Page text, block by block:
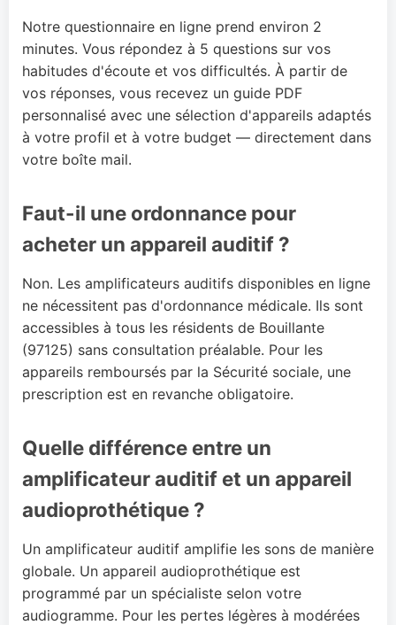
Notre questionnaire en ligne prend environ 2
minutes. Vous répondez à 5 questions sur vos
habitudes d'écoute et vos difficultés. À partir de
vos réponses, vous recevez un guide PDF
personnalisé avec une sélection d'appareils adaptés
à votre profil et à votre budget — directement dans
votre boîte mail.
Faut-il une ordonnance pour
acheter un appareil auditif ?
Non. Les amplificateurs auditifs disponibles en ligne
ne nécessitent pas d'ordonnance médicale. Ils sont
accessibles à tous les résidents de Bouillante
(97125) sans consultation préalable. Pour les
appareils remboursés par la Sécurité sociale, une
prescription est en revanche obligatoire.
Quelle différence entre un
amplificateur auditif et un appareil
audioprothétique ?
Un amplificateur auditif amplifie les sons de manière
globale. Un appareil audioprothétique est
programmé par un spécialiste selon votre
audiogramme. Pour les pertes légères à modérées